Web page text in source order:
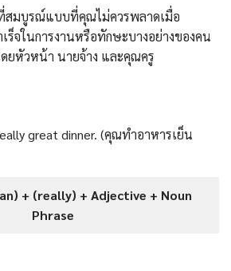
สมบูรณ์แบบที่คุณไม่ควรพลาดเมื่อ
ร็จในการงานหรือทักษะบางอย่างของคน
ยหัวหน้า นายจ้าง และคุณครู
great dinner. (คุณทำอาหารเย็น
+ (really) + Adjective + Noun
Phrase